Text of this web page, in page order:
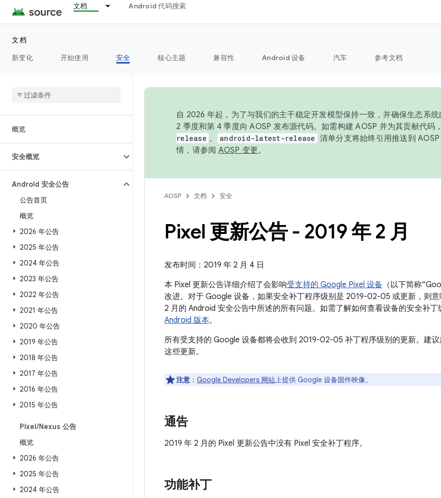
文档 Android 代码搜索
文档
新变化
开始使用 安全 核心主题 兼容性 Android 设备 汽车 参考文档
概览
安全概览
Android 安全公告
公告首页
概览
2026 年公告
2025 年公告
2024 年公告
2023 年公告
2022 年公告
2021 年公告
2020 年公告
2019 年公告
2018 年公告
2017 年公告
2016 年公告
2015 年公告
Pixel/Nexus 公告
概览
2026 年公告
2025 年公告
2024 年公告
自 2026 年起，为了与我们的主干稳定开发模型保持一致，并确保生态系
2 季度和第 4 季度向 AOSP 发布源代码。如需构建 AOSP 并为其贡献代码
release 。 android-latest-release 清单分支将始终引用推送到
情，请参阅 AOSP 变更。
AOSP 文档 安全
Pixel 更新公告 - 2019 年 2 月
发布时间：2019 年 2 月 4 日
本 Pixel 更新公告详细介绍了会影响受支持的 Google Pixel 设备 （以下简称
改进。对于 Google 设备，如果安全补丁程序级别是 2019-02-05 或更新，则
2 月的 Android 安全公告中所述的所有问题。如需了解如何查看设备的安全补丁
Android 版本。
所有受支持的 Google 设备都将会收到 2019-02-05 补丁程序级别的更新。建
这些更新。
注意 ： Google Developers 网站上提供 Google 设备固件映像。
通告
2019 年 2 月的 Pixel 更新公告中没有 Pixel 安全补丁程序。
功能补丁